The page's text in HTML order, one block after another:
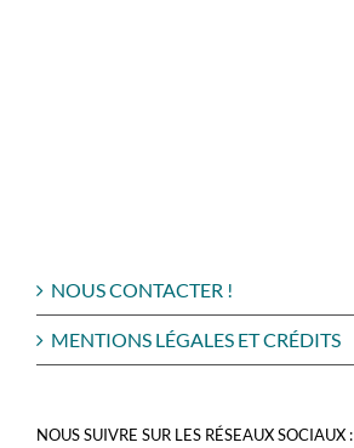
NOUS CONTACTER !
MENTIONS LÉGALES ET CRÉDITS
NOUS SUIVRE SUR LES RÉSEAUX SOCIAUX :